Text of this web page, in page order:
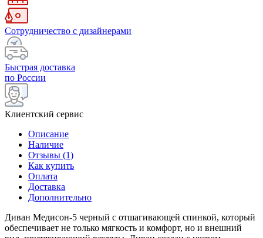
Сотрудничество с дизайнерами
Быстрая доставка
по России
Клиентский сервис
Описание
Наличие
Отзывы (1)
Как купить
Оплата
Доставка
Дополнительно
Диван Медисон-5 черный с отшагивающей спинкой, который
обеспечивает не только мягкость и комфорт, но и внешний